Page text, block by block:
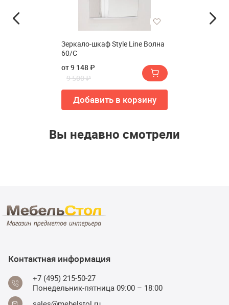
Зеркало-шкаф Style Line Волна
60/С
от 9 148 ₽
9 500 ₽
Добавить в корзину
Вы недавно смотрели
Контактная информация
+7 (495) 215-50-27
Понедельник-пятница 09:00 – 18:00